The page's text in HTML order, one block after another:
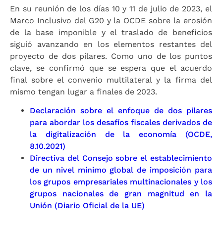
En su reunión de los días 10 y 11 de julio de 2023, el
Marco Inclusivo del G20 y la OCDE sobre la erosión
de la base imponible y el traslado de beneficios
siguió avanzando en los elementos restantes del
proyecto de dos pilares. Como uno de los puntos
clave, se confirmó que se espera que el acuerdo
final sobre el convenio multilateral y la firma del
mismo tengan lugar a finales de 2023.
Declaración sobre el enfoque de dos pilares
para abordar los desafíos fiscales derivados de
la digitalización de la economía (OCDE,
8.10.2021)
Directiva del Consejo sobre el establecimiento
de un nivel mínimo global de imposición para
los grupos empresariales multinacionales y los
grupos nacionales de gran magnitud en la
Unión (Diario Oficial de la UE)